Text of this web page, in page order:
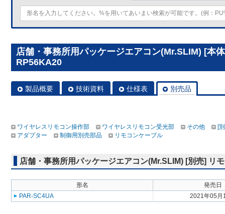
店舗・事務所用パッケージエアコン(Mr.SLIM) [本
RP56KA20
製品概要 技術資料 仕様表 別売品
ワイヤレスリモコン操作部 ワイヤレスリモコン受光部 その他
[
アダプター
制御用別売部品 リモコンケーブル
店舗・事務所用パッケージエアコン(Mr.SLIM) [別売] リ
形名
発売日
PAR-SC4UA
2021年05月